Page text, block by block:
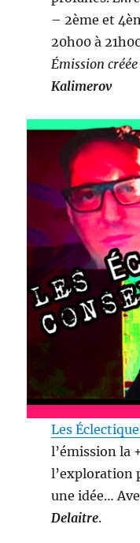
– 2ème et
20h00 à
Émission
Kalimerov
Les
l’émission la
l’exploration
une idée…
Delaitre.